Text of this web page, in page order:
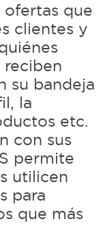
que
clientes y
su bandeja
la
etc.
con sus
permite
utilicen
para
que más